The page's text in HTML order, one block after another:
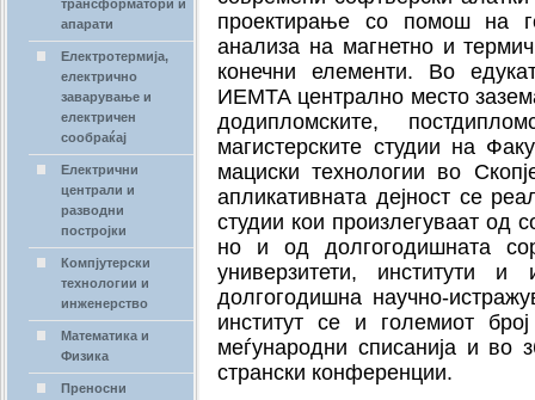
проектирање со помош на
анализа на магнетно и
конечни елементи. Во
ИЕМТА централно место
додипломските,
магистерските студии на
мациски технологии во
апликативната дејност се
студии кои произлегуваат од
но и од долгогодишната
универзитети, институти и
долгогодишна научно-
институт се и големиот
меѓународни списанија и
странски конференции.
трансформатори и
апарати
Електротермија,
електрично
заварување и
електричен
сообраќај
Електрични
централи и
разводни
постројки
Компјутерски
технологии и
инженерство
Математика и
Физика
Преносни